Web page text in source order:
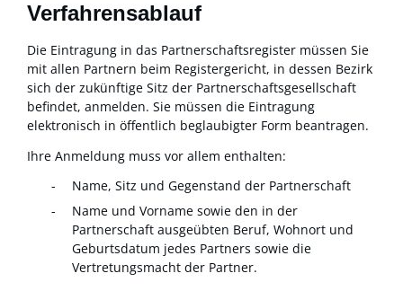
Verfahrensablauf
Die Eintragung in das Partnerschaftsregister müssen Sie
mit allen Partnern beim Registergericht, in dessen Bezirk
sich der zukünftige Sitz der Partnerschaftsgesellschaft
befindet, anmelden. Sie müssen die Eintragung
elektronisch in öffentlich beglaubigter Form beantragen.
Ihre Anmeldung muss vor allem enthalten:
Name, Sitz und Gegenstand der Partnerschaft
Name und Vorname sowie den in der
Partnerschaft ausgeübten Beruf, Wohnort und
Geburtsdatum jedes Partners sowie die
Vertretungsmacht der Partner.